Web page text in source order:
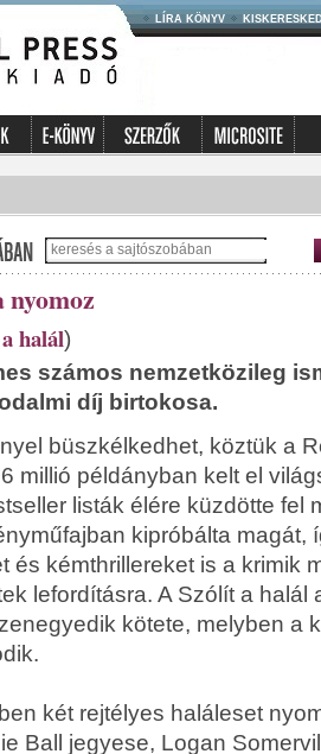
LÍRA KÖNYV
halál)
számos nemzetközileg
díj birtokosa.
büszkélkedhet, köztük a
millió példányban kelt el
listák élére küzdötte fel
kipróbálta magát,
és kémthrillereket is a krimik
lefordításra. A Szólít a halál
kötete, melyben a
két rejtélyes haláleset
Ball jegyese, Logan